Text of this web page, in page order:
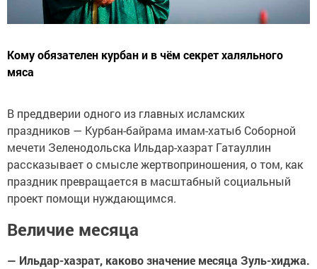
Кому обязателен курбан и в чём секрет халяльного
мяса
В преддверии одного из главных исламских
праздников — Курбан-байрама имам-хатыб Соборной
мечети Зеленодольска Ильдар-хазрат Гатауллин
рассказывает о смысле жертвоприношения, о том, как
праздник превращается в масштабный социальный
проект помощи нуждающимся.
Величие месяца
— Ильдар-хазрат, каково значение месяца Зуль-хиджа.